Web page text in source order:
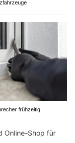
frühzeitig